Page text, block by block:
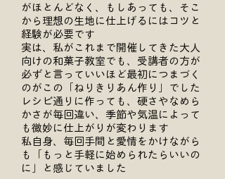
がほとんどなく、もしあっても、そこ
から理想の生地に仕上げるにはコツと
経験が必要です
実は、私がこれまで開催してきた大人
向けの和菓子教室でも、受講者の方が
必ずと言っていいほど最初につまづく
のがこの「ねりきりあん作り」でした
レシピ通りに作っても、硬さやなめら
かさが毎回違い、季節や気温によって
も微妙に仕上がりが変わります
私自身、毎回手間と愛情をかけながら
も「もっと手軽に始められたらいいの
に」と感じていました